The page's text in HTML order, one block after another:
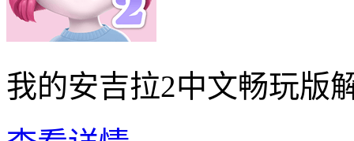
我的安吉拉2中文畅玩版